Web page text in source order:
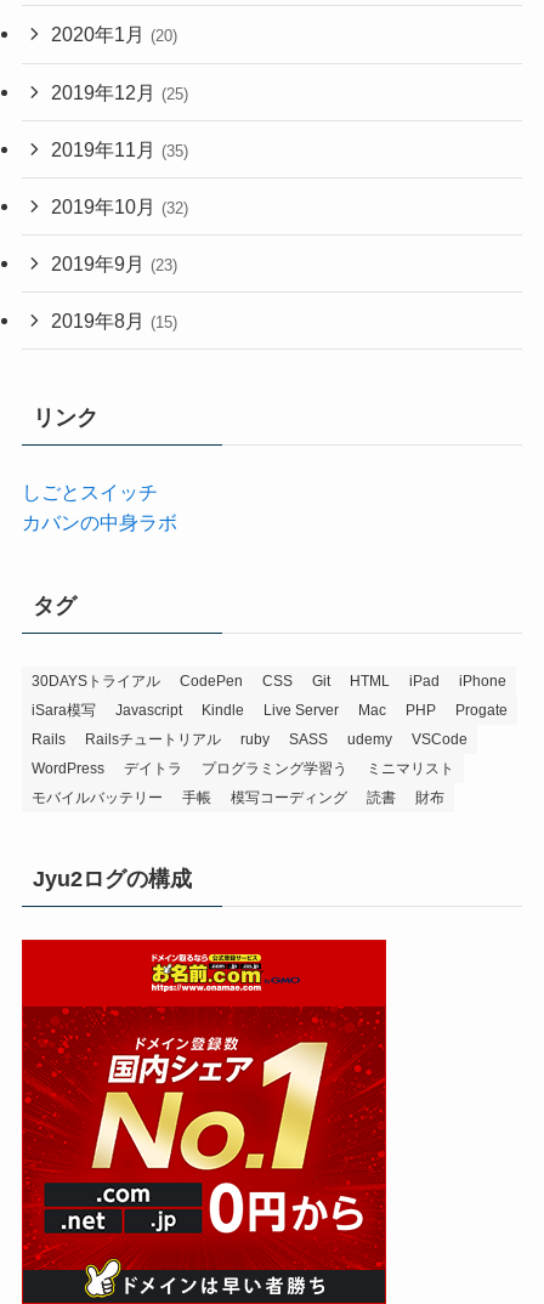
2020年1月 (20)
2019年12月 (25)
2019年11月 (35)
2019年10月 (32)
2019年9月 (23)
2019年8月 (15)
リンク
しごとスイッチ
カバンの中身ラボ
タグ
30DAYSトライアル CodePen CSS Git HTML iPad
iPhone
iSara模写
Javascript Kindle Live Server Mac PHP
Progate
Rails
Railsチュートリアル ruby SASS udemy
VSCode
WordPress
デイトラ プログラミング学習う
ミニマリスト
モバイルバッテリー
手帳 模写コーディング 読書 財布
Jyu2ログの構成